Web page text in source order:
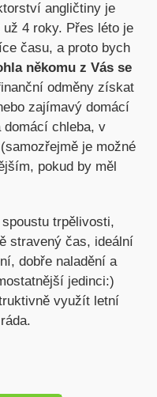
angličtiny je
4 roky. Přes léto je
času, a proto bych
někomu z Vás se
odměny získat
zajímavý domácí
chleba, v
je možné
pokud by měl
trpělivosti,
stravený čas, ideální
dobře naladění a
jedinci:)
využít letní